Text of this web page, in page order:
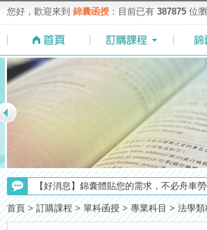
您好，歡迎來到 錦囊函授 ：目前已有 387875 位
【最新】錦囊函授增加便利商店付款方式
【求職秘技＼(￣O￣)】你對國營事業了
【考試院】國考證書數位化，112年起全
首頁 > 訂購課程 > 單科函授 > 專業科目 > 法學類